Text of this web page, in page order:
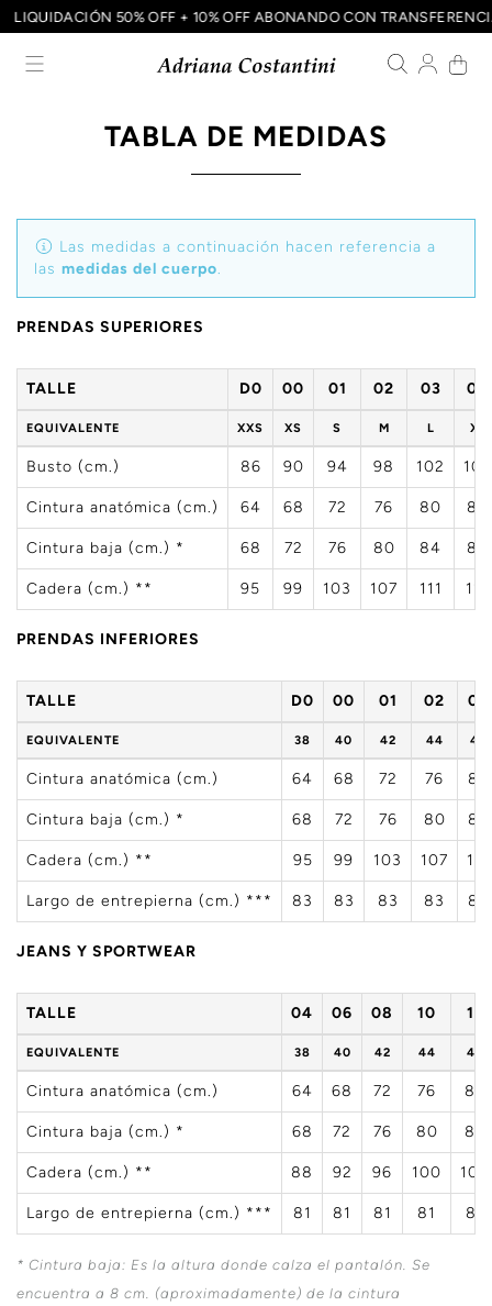
LIQUIDACIÓN 50% OFF + 10% OFF ABONANDO CON
TABLA DE MEDIDAS
Las medidas a continuación hacen referencia a
las medidas del cuerpo.
PRENDAS SUPERIORES
TALLE D0 00 01 02 03 04
EQUIVALENTE XXS XS S M L XL
Busto (cm.) 86 90 94 98 102 106
Cintura anatómica (cm.) 64 68 72 76 80 84
Cintura baja (cm.) * 68 72 76 80 84 88
Cadera (cm.) ** 95 99 103 107 111 115
PRENDAS INFERIORES
TALLE D0 00 01 02 03
EQUIVALENTE 38 40 42 44 46
Cintura anatómica (cm.) 64 68 72 76 80
Cintura baja (cm.) * 68 72 76 80 84
Cadera (cm.) ** 95 99 103 107 111
Largo de entrepierna (cm.) *** 83 83 83 83 83
JEANS Y SPORTWEAR
TALLE 04 06 08 10 12
EQUIVALENTE 38 40 42 44 46
Cintura anatómica (cm.) 64 68 72 76 80
Cintura baja (cm.) * 68 72 76 80 84
Cadera (cm.) ** 88 92 96 100 104
Largo de entrepierna (cm.) *** 81 81 81 81 81
* Cintura baja: Es la altura donde calza el pantalón. Se
encuentra a 8 cm. (aproximadamente) de la cintura